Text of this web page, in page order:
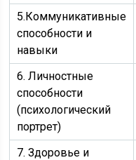
5.Коммуникативные
способности и
навыки
6. Личностные
способности
(психологический
портрет)
7. Здоровье и